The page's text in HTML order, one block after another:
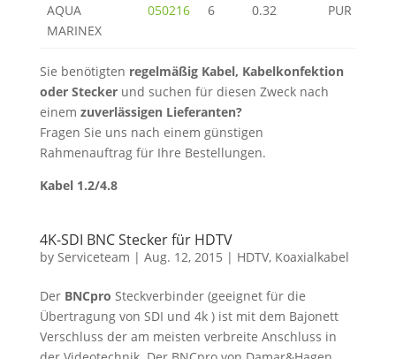
AQUA
MARINEX
050216 6 0.32 PUR
Sie benötigten regelmäßig Kabel, Kabelkonfektion
oder Steckerund suchen für diesen Zweck nach
einem zuverlässigen Lieferanten?
Fragen Sie uns nach einem günstigen
Rahmenauftrag für Ihre Bestellungen.
Kabel 1.2/4.8
4K-SDI BNC Stecker für HDTV
by Serviceteam | Aug. 12, 2015 | HDTV, Koaxialkabel
Der BNCpro Steckverbinder (geeignet für die
Übertragung von SDI und 4k ) ist mit dem Bajonett
Verschluss der am meisten verbreite Anschluss in